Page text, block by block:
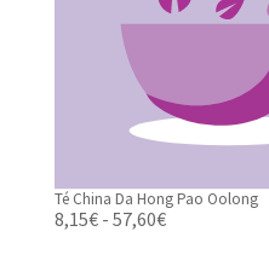
Té China Da Hong Pao Oolong
8,15€ - 57,60€Rango